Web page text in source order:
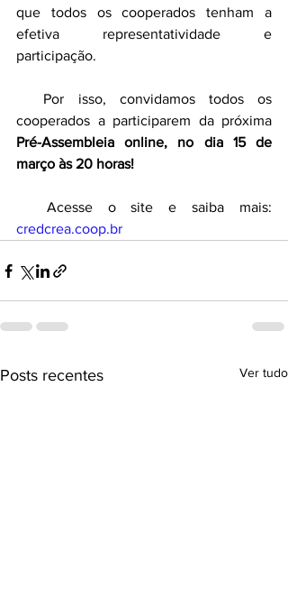
que todos os cooperados tenham a
efetiva representatividade e
participação.
cooperados a participarem da próxima
Pré-Assembleia online, no dia 15 de
março às 20 horas!
credcrea.coop.br
Posts recentes Ver tudo